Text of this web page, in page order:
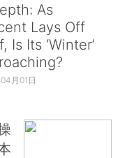
As
Lays Off
Is Its ‘Winter’
月01日